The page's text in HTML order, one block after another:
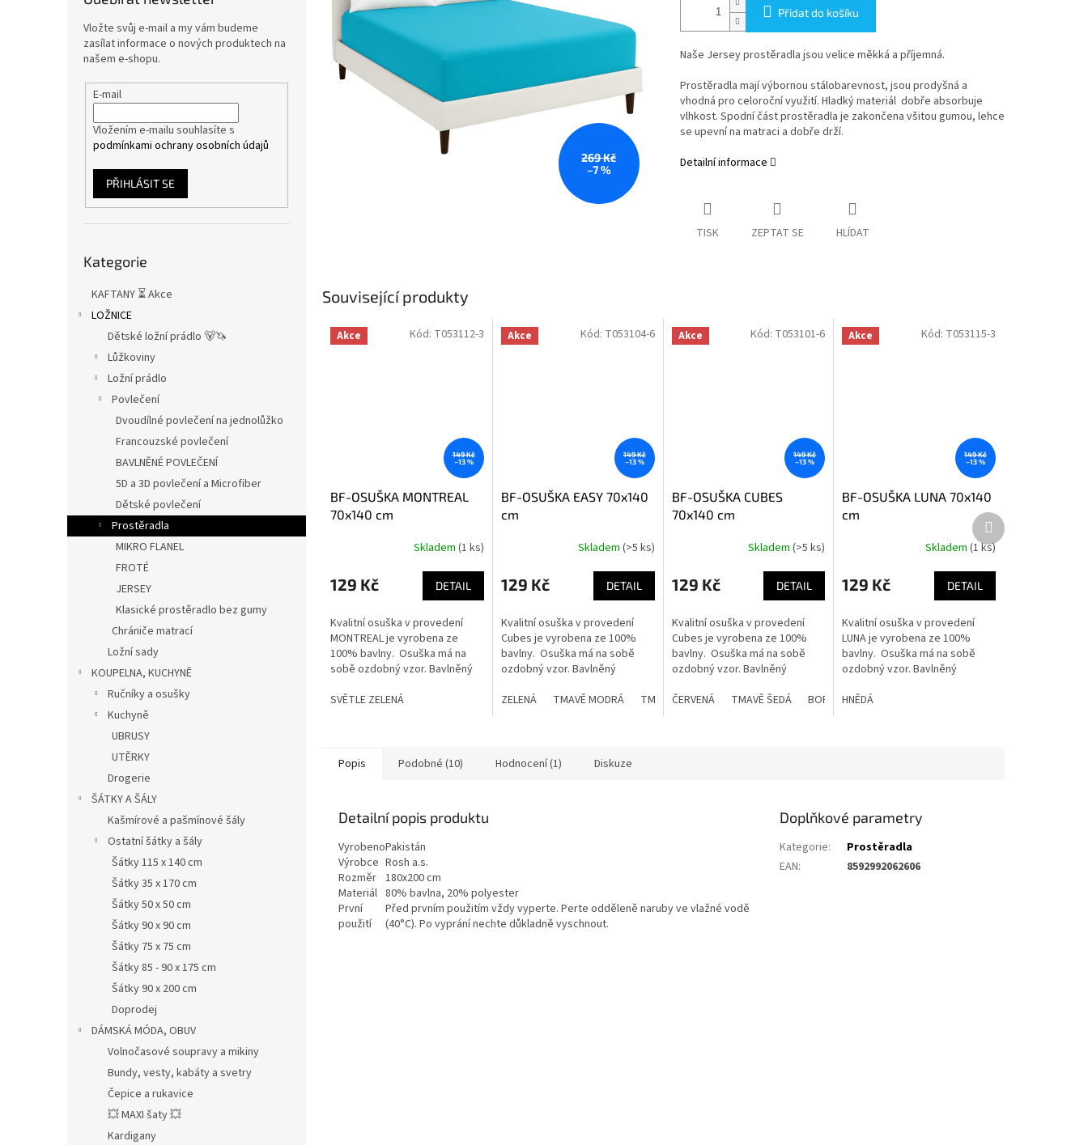
Vložte svůj e-mail a my vám budeme
zasílat informace o nových produktech na
našem e-shopu.
E-mail
Vložením e-mailu souhlasíte s
podmínkami ochrany osobních údajů
PŘIHLÁSIT SE
kategorie
Kategorie
KAFTANY ⏳ Akce
LOŽNICE
Dětské ložní prádlo 🐻🦄
Lůžkoviny
Ložní prádlo
Povlečení
Dvoudílné povlečení na jednolůžko
Francouzské povlečení
BAVLNĚNÉ POVLEČENÍ
5D a 3D povlečení a Microfiber
Dětské povlečení
Prostěradla
MIKRO FLANEL
FROTÉ
JERSEY
Klasické prostěradlo bez gumy
Chrániče matrací
Ložní sady
KOUPELNA, KUCHYNĚ
Ručníky a osušky
Kuchyně
UBRUSY
UTĚRKY
Drogerie
ŠÁTKY A ŠÁLY
Kašmírové a pašmínové šály
Ostatní šátky a šály
Šátky 115 x 140 cm
Šátky 35 x 170 cm
Šátky 50 x 50 cm
Šátky 90 x 90 cm
Šátky 75 x 75 cm
Šátky 85 - 90 x 175 cm
Šátky 90 x 200 cm
Doprodej
DÁMSKÁ MÓDA, OBUV
Volnočasové soupravy a mikiny
Bundy, vesty, kabáty a svetry
Čepice a rukavice
💥 MAXI šaty 💥
Kardigany
269 Kč
–7 %
Přidat do košíku
Naše Jersey prostěradla jsou velice měkká a příjemná.
Prostěradla mají výbornou stálobarevnost, jsou prodyšná a
vhodná pro celoroční využití. Hladký materiál dobře absorbuje
vlhkost. Spodní část prostěradla je zakončena všitou gumou, lehce
se upevní na matraci a dobře drží.
Detailní informace
TISK ZEPTAT SE HLÍDAT
Související produkty
Akce
149 Kč
–13 %
BF-OSUŠKA MONTREAL
70x140 cm
produktu
je
z
5
hvězdiček.
Skladem (1 ks)
129 Kč DETAIL
Kvalitní osuška v provedení
MONTREAL je vyrobena ze
100% bavlny. Osuška má na
sobě ozdobný vzor. Bavlněný
savost. K dostání ve více
SVĚTLE ZELENÁ
Kód: T053112-3 Akce
149 Kč
–13 %
BF-OSUŠKA EASY 70x140
cm
produktu
je
z
5
hvězdiček.
Skladem (>5 ks)
129 Kč DETAIL
Kvalitní osuška v provedení
Cubes je vyrobena ze 100%
bavlny. Osuška má na sobě
ozdobný vzor. Bavlněný
savost. K dostání ve více
ZELENÁ TMAVĚ MODRÁ TMAVĚ ZELENÁ TMAVĚ RŮŽOVÁ
Kód: T053104-6 Akce
149 Kč
–13 %
BF-OSUŠKA CUBES
70x140 cm
produktu
je
z
5
hvězdiček.
Skladem(>5 ks)
129 Kč DETAIL
Kvalitní osuška v provedení
Cubes je vyrobena ze 100%
bavlny. Osuška má na sobě
ozdobný vzor. Bavlněný
savost. K dostání ve více
ČERVENÁ TMAVĚ ŠEDÁ BORDÓ SVĚTLE ŠEDÁ
Kód: T053101-6 Akce
149 Kč
–13 %
BF-OSUŠKA LUNA 70x140
cm
Skladem (1 ks)
129 Kč DETAIL
Kvalitní osuška v provedení
LUNA je vyrobena ze 100%
bavlny. Osuška má na sobě
ozdobný vzor. Bavlněný
savost. K dostání ve více
HNĚDÁ
Kód: T053115-3
Další
produkt
Popis Podobné (10) Hodnocení (1) Diskuze
Detailní popis produktu
VyrobenoPakistán
Výrobce Rosh a.s.
Rozměr 180x200 cm
Materiál 80% bavlna, 20% polyester
První
použití
Před prvním použitím vždy vyperte. Perte odděleně naruby ve vlažné vodě
(40°C). Po vyprání nechte důkladně vyschnout.
Doplňkové parametry
Kategorie:
Prostěradla
EAN: 8592992062606